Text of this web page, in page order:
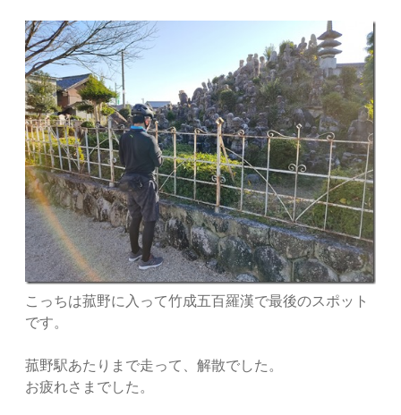
こっちは菰野に入って竹成五百羅漢で最後のスポット
です。
菰野駅あたりまで走って、解散でした。
お疲れさまでした。